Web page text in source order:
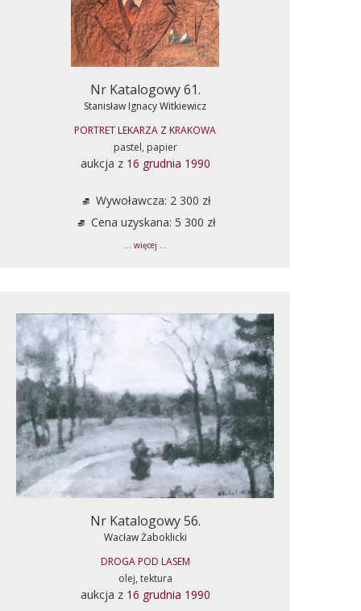
Nr Katalogowy 61.
Stanisław Ignacy Witkiewicz
PORTRET LEKARZA Z KRAKOWA
pastel, papier
aukcja z 16 grudnia 1990
Wywoławcza: 2 300 zł
Cena uzyskana: 5 300 zł
... więcej ...
Nr Katalogowy 56.
Wacław Żaboklicki
DROGA POD LASEM
olej, tektura
aukcja z 16 grudnia 1990